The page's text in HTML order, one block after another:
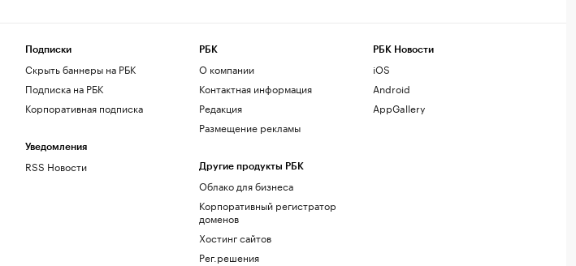
Подписки
Скрыть баннеры на РБК
Подписка на РБК
Корпоративная подписка
Уведомления
RSS Новости
РБК
О компании
Контактная информация
Редакция
Размещение рекламы
Другие продукты РБК
Облако для бизнеса
Корпоративный регистратор
доменов
Хостинг сайтов
Рег.решения
РБК Новости
iOS
Android
AppGallery